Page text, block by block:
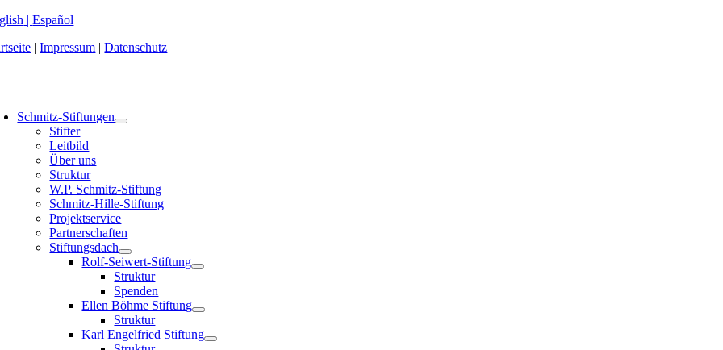
Zum
springen
|Español
|Impressum |Datenschutz
Schmitz-Stiftungen
Stifter
Leitbild
Über uns
Struktur
W.P. Schmitz-Stiftung
Schmitz-Hille-Stiftung
Projektservice
Partnerschaften
Stiftungsdach
Rolf-Seiwert-Stiftung
Struktur
Spenden
Ellen Böhme Stiftung
Struktur
Karl Engelfried Stiftung